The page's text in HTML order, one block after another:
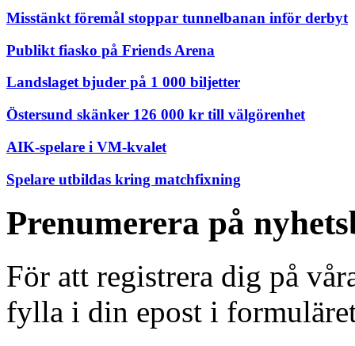
Misstänkt föremål stoppar tunnelbanan inför derbyt
Publikt fiasko på Friends Arena
Landslaget bjuder på 1 000 biljetter
Östersund skänker 126 000 kr till välgörenhet
AIK-spelare i VM-kvalet
Spelare utbildas kring matchfixning
Prenumerera på
För att registrera dig på
fylla i din epost i